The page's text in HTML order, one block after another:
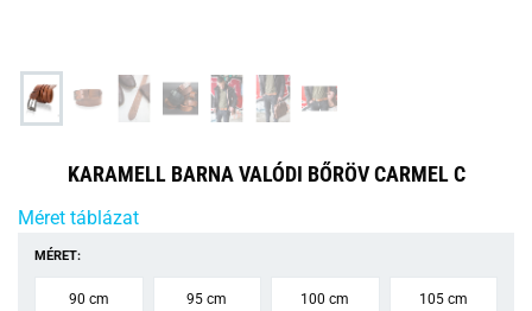
KARAMELL BARNA VALÓDI BŐRÖV CARMEL C
Méret táblázat
MÉRET:
90 cm 95 cm 100 cm 105 cm